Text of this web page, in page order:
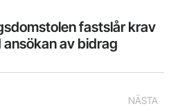
fastslår krav
av bidrag
NÄSTA